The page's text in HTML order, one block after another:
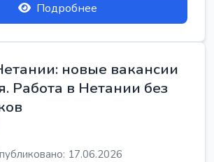
Подробнее
новые вакансии
Работа в Нетании без
17.06.2026